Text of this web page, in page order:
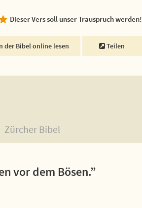
Dieser Vers soll unser Trauspruch werden!
der Bibel online lesen Teilen
Zürcher Bibel
vor dem Bösen.”